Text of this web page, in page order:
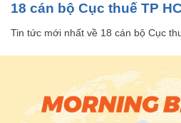
18 cán bộ Cục thuế TP
Tin tức mới nhất về 18 cán bộ Cục